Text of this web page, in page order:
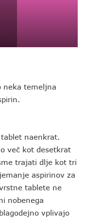
neka temeljna
naenkrat.
več kot desetkrat
trajati dlje kot tri
aspirinov za
tablete ne
nobenega
vplivajo